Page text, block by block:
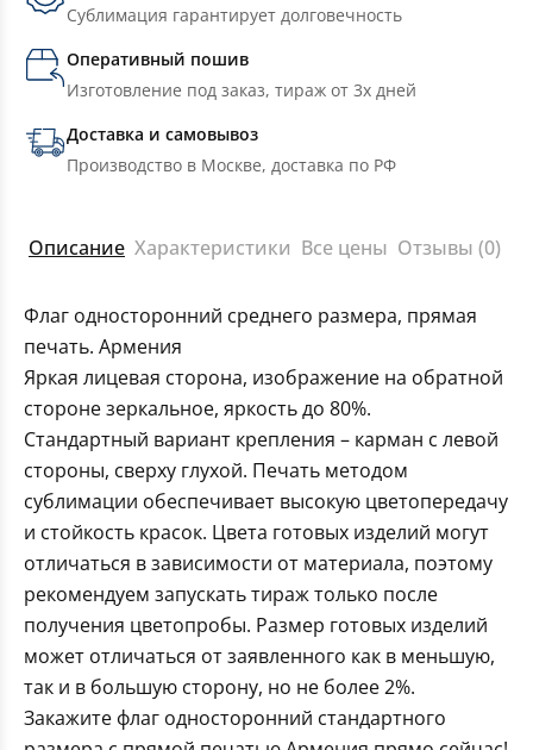
Сублимация гарантирует долговечность
Оперативный пошив
Изготовление под заказ, тираж от 3х дней
Доставка и самовывоз
Производство в Москве, доставка по РФ
Описание Характеристики Все цены Отзывы (0)
Флаг односторонний среднего размера, прямая
печать. Армения
Яркая лицевая сторона, изображение на обратной
стороне зеркальное, яркость до 80%.
Стандартный вариант крепления – карман с левой
стороны, сверху глухой. Печать методом
сублимации обеспечивает высокую цветопередачу
и стойкость красок. Цвета готовых изделий могут
отличаться в зависимости от материала, поэтому
рекомендуем запускать тираж только после
получения цветопробы. Размер готовых изделий
может отличаться от заявленного как в меньшую,
так и в большую сторону, но не более 2%.
Закажите флаг односторонний стандартного